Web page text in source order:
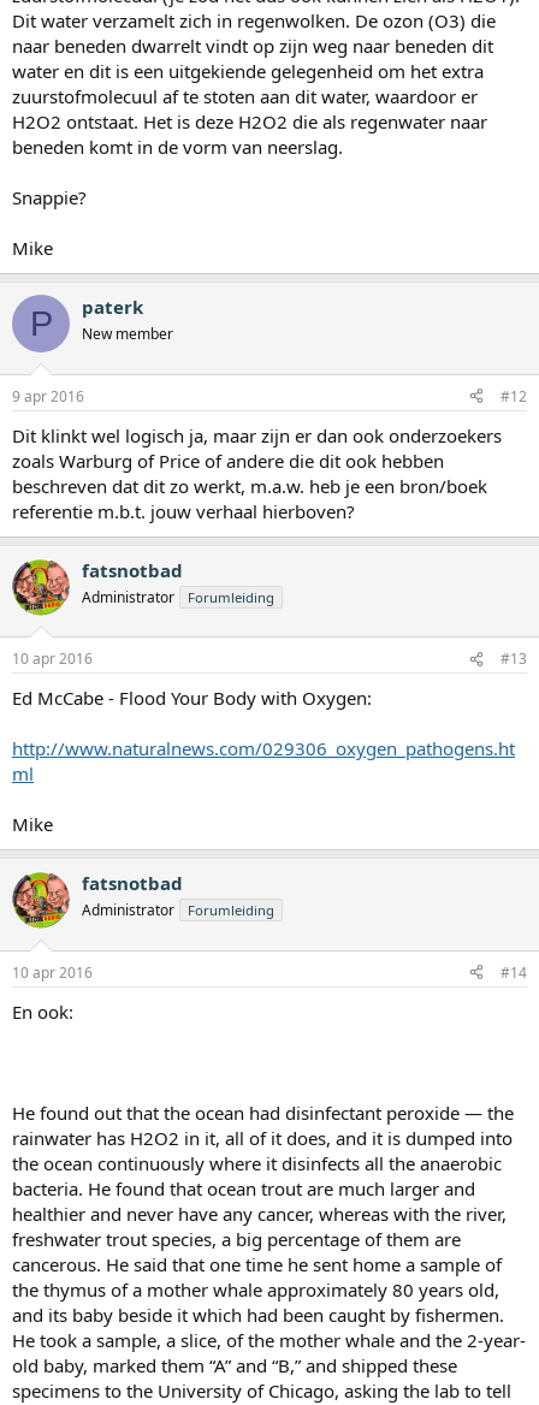
Dit water verzamelt zich in regenwolken. De ozon (O3) die
naar beneden dwarrelt vindt op zijn weg naar beneden dit
water en dit is een uitgekiende gelegenheid om het extra
zuurstofmolecuul af te stoten aan dit water, waardoor er
H2O2 ontstaat. Het is deze H2O2 die als regenwater naar
beneden komt in de vorm van neerslag.
Snappie?
Mike
P paterk
New member
9 apr 2016 #12
Dit klinkt wel logisch ja, maar zijn er dan ook onderzoekers
zoals Warburg of Price of andere die dit ook hebben
beschreven dat dit zo werkt, m.a.w. heb je een bron/boek
referentie m.b.t. jouw verhaal hierboven?
fatsnotbad
Administrator Forumleiding
10 apr 2016 #13
Ed McCabe - Flood Your Body with Oxygen:
http://www.naturalnews.com/029306_oxygen_pathogens.ht
ml
Mike
fatsnotbad
Administrator Forumleiding
10 apr 2016 #14
En ook:
He found out that the ocean had disinfectant peroxide — the
rainwater has H2O2 in it, all of it does, and it is dumped into
the ocean continuously where it disinfects all the anaerobic
bacteria. He found that ocean trout are much larger and
healthier and never have any cancer, whereas with the river,
freshwater trout species, a big percentage of them are
cancerous. He said that one time he sent home a sample of
the thymus of a mother whale approximately 80 years old,
and its baby beside it which had been caught by fishermen.
He took a sample, a slice, of the mother whale and the 2-year-
old baby, marked them “A” and “B,” and shipped these
specimens to the University of Chicago, asking the lab to tell